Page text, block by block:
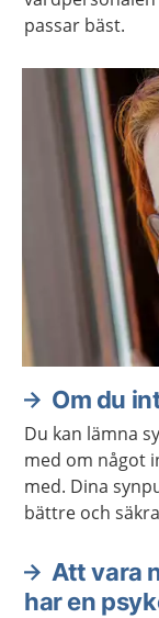
passar bäst.
Om du
Du kan lämna
med om något
med. Dina
bättre och
Att vara
har en